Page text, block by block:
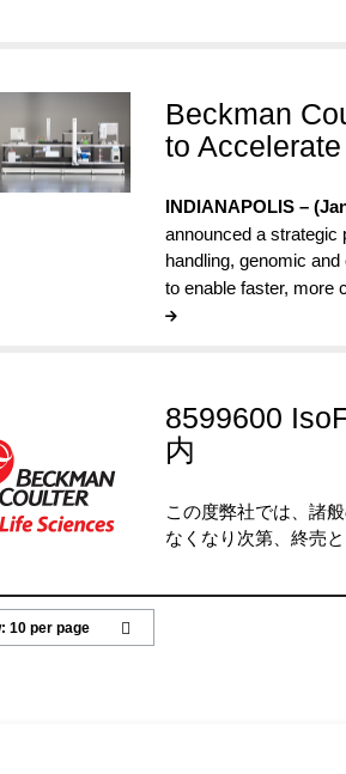
Beckman
to
INDIANAPOLIS –
announced a strategic
handling, genomic
to enable faster, more
8599600
内
この度弊社では、諸
なくなり次第、終売